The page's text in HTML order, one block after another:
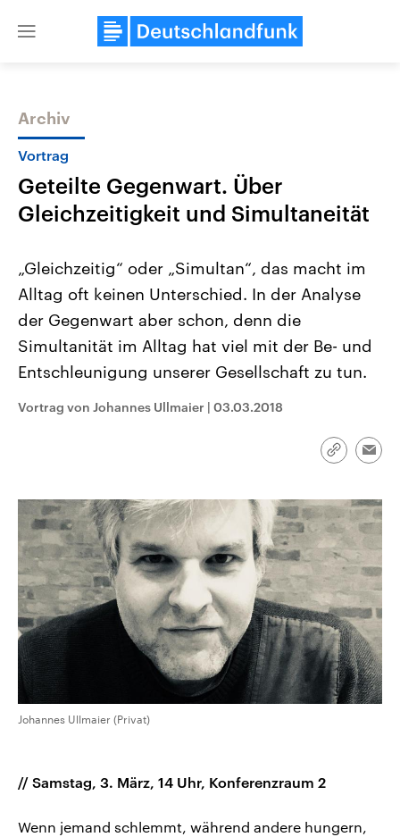
Close
Themen
Landtagswahl Sachsen-Anhalt
2026
Alle Informationen
Sachsen-Anhalt wählt am 6.
September 2026 einen neuen
Landtag. Seit 2021 wird das
CDU, SPD und FDP regiert.-
USA
Aktuelle Beiträge,
Hintergründe
Wirtschaftlich und
gehören die Vereinigten
den mächtigsten Ländern
aktuelle Weltgeschehen.
Audio-Archiv
Archiv
Vortrag
Geteilte Gegenwart. Über
Gleichzeitigkeit und Simultaneität
„Gleichzeitig“ oder „Simultan“, das macht im
Alltag oft keinen Unterschied. In der Analyse
der Gegenwart aber schon, denn die
Simultanität im Alltag hat viel mit der Be- und
Entschleunigung unserer Gesellschaft zu tun.
Vortrag von Johannes Ullmaier | 03.03.2018
Link
Johannes Ullmaier (Privat)
// Samstag, 3. März, 14 Uhr, Konferenzraum 2
Wenn jemand schlemmt, während andere hungern,